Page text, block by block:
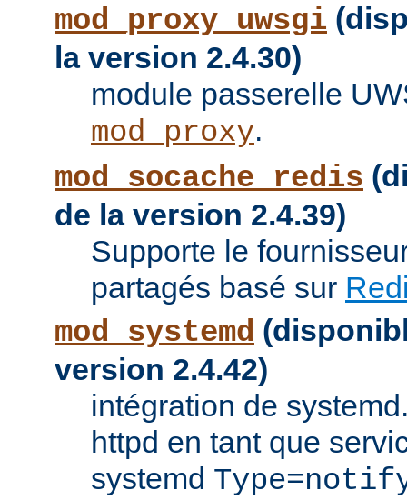
mod_proxy_uwsgi
la version 2.4.30)
module passerelle
mod_proxy.
mod_socache_redis
de la version 2.4.39)
Supporte le
partagés basé sur
mod_systemd
version 2.4.42)
intégration de
httpd en tant que
systemd